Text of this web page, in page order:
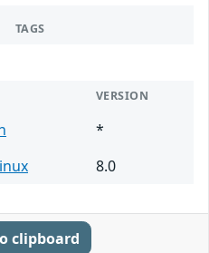
TAGS
VERSION
*
8.0
clipboard